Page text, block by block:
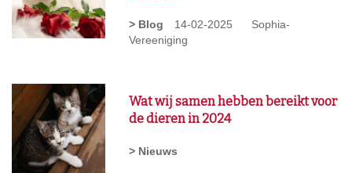
> Blog 14-02-2025
Sophia-
Vereeniging
> Nieuws
Wat wij samen hebben bereikt voor
de dieren in 2024